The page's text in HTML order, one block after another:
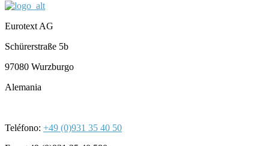
Eurotext AG
Schürerstraße 5b
97080 Wurzburgo
Alemania
Teléfono: +49 (0)931 35 40 50